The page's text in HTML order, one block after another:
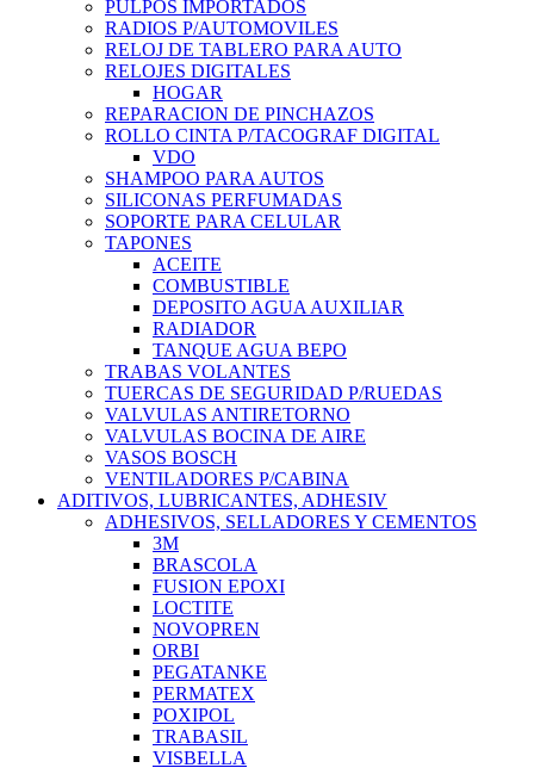
PULPOS IMPORTADOS
RADIOS P/AUTOMOVILES
RELOJ DE TABLERO PARA AUTO
RELOJES DIGITALES
HOGAR
REPARACION DE PINCHAZOS
ROLLO CINTA P/TACOGRAF DIGITAL
VDO
SHAMPOO PARA AUTOS
SILICONAS PERFUMADAS
SOPORTE PARA CELULAR
TAPONES
ACEITE
COMBUSTIBLE
DEPOSITO AGUA AUXILIAR
RADIADOR
TANQUE AGUA BEPO
TRABAS VOLANTES
TUERCAS DE SEGURIDAD P/RUEDAS
VALVULAS ANTIRETORNO
VALVULAS BOCINA DE AIRE
VASOS BOSCH
VENTILADORES P/CABINA
ADITIVOS, LUBRICANTES, ADHESIV
ADHESIVOS, SELLADORES Y CEMENTOS
3M
BRASCOLA
FUSION EPOXI
LOCTITE
NOVOPREN
ORBI
PEGATANKE
PERMATEX
POXIPOL
TRABASIL
VISBELLA